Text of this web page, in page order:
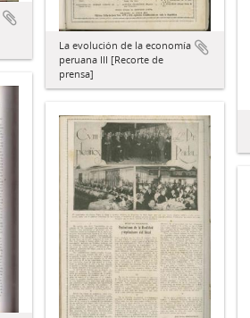
La evolución de la economía
peruana III [Recorte de
prensa]